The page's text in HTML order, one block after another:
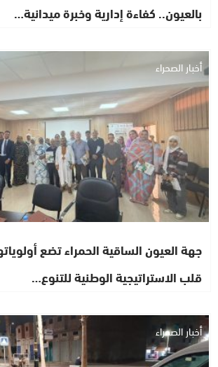
بالعيون.. كفاءة إدارية وخبرة ميدانية…
أخبار الصحراء
جهة العيون الساقية الحمراء تضع
قلب الاستراتيجية الوطنية للتنوع…
أخبار الصحراء